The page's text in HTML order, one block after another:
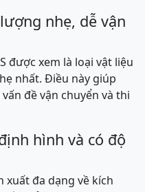
nhẹ, dễ vận
được xem là loại vật liệu
nhất. Điều này giúp
đề vận chuyển và thi
hình và có độ
xuất đa dạng về kích